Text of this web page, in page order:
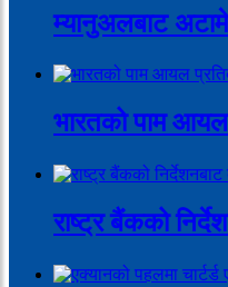
म्यानुअलबाट
भारतको पाम आयल
राष्ट्र बैंकको